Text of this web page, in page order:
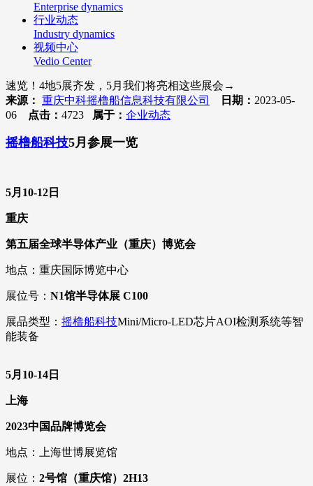
Enterprise dynamics
行业动态
Industry dynamics
视频中心
Vedio Center
速览！4地5展齐发，5月我们将亮相这些展会→
来源： 重庆中科摇橹船信息科技有限公司 日期： 2023-05-
06
点击： 4723 属于： 企业动态
摇橹船科技5月参展一览
5月10-12日
重庆
第五届全球半导体产业（重庆）博览会
地点：重庆国际博览中心
展位号： N1馆半导体展 C100
展品类型： 摇橹船科技Mini/Micro-LED芯片AOI检测系统等智
能装备
5月10-14日
上海
2023中国品牌博览会
地点：上海世博展览馆
展位： 2号馆（重庆馆）2H13